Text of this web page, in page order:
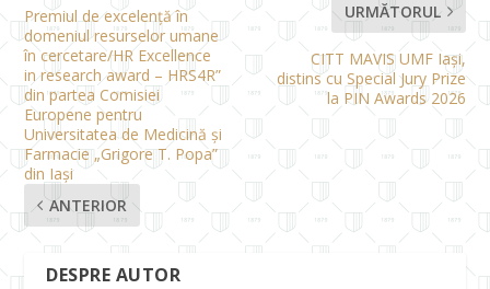
Premiul de excelență în
domeniul resurselor umane
în cercetare/HR Excellence
in research award – HRS4R”
din partea Comisiei
Europene pentru
Universitatea de Medicină și
Farmacie „Grigore T. Popa”
din Iași
ANTERIOR
URMĂTORUL
CITT MAVIS UMF Iași,
distins cu Special Jury Prize
la PIN Awards 2026
DESPRE AUTOR